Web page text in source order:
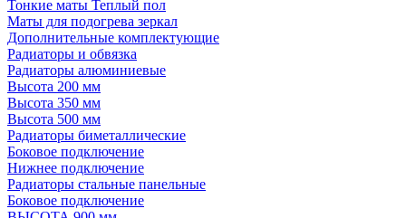
Тонкие маты Теплый пол
Маты для подогрева зеркал
Дополнительные комплектующие
Радиаторы и обвязка
Радиаторы алюминиевые
Высота 200 мм
Высота 350 мм
Высота 500 мм
Радиаторы биметаллические
Боковое подключение
Нижнее подключение
Радиаторы стальные панельные
Боковое подключение